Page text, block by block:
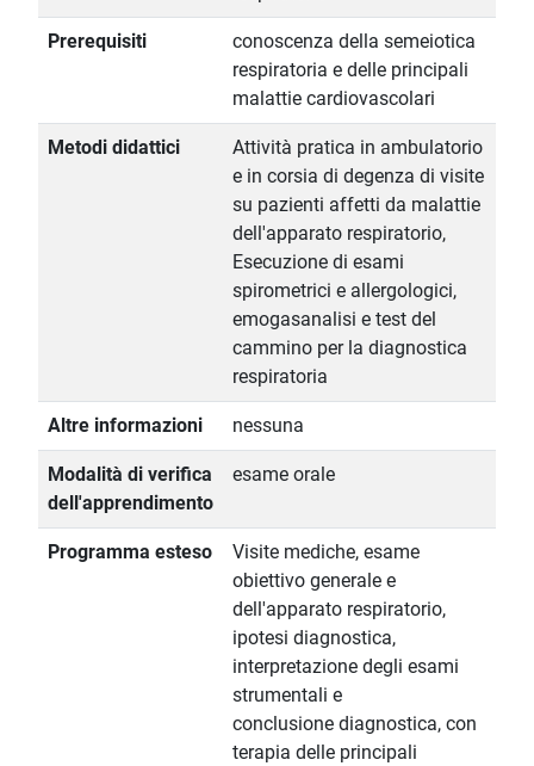
Prerequisiti
conoscenza della semeiotica
respiratoria e delle principali
malattie cardiovascolari
Metodi didattici
Attività pratica in ambulatorio
e in corsia di degenza di visite
su pazienti affetti da malattie
dell'apparato respiratorio,
Esecuzione di esami
spirometrici e allergologici,
emogasanalisi e test del
cammino per la diagnostica
respiratoria
Altre informazioni nessuna
Modalità di verifica
dell'apprendimento
esame orale
Programma esteso
Visite mediche, esame
obiettivo generale e
dell'apparato respiratorio,
ipotesi diagnostica,
interpretazione degli esami
strumentali e
conclusione diagnostica, con
terapia delle principali